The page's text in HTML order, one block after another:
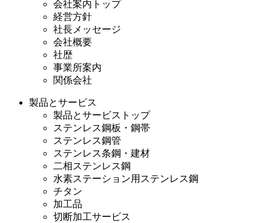
会社案内トップ
経営方針
社長メッセージ
会社概要
社歴
事業所案内
関係会社
製品とサービス
製品とサービストップ
ステンレス鋼板・鋼帯
ステンレス鋼管
ステンレス条鋼・建材
二相ステンレス鋼
水素ステーション用ステンレス鋼
チタン
加工品
切断加工サービス